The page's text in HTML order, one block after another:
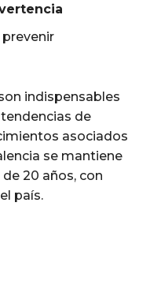
indispensables
de
asociados
se mantiene
20 años, con
país.